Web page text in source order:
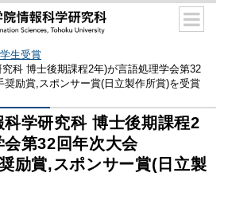
学生受賞
科 博士後期課程2年)が言語処理学会第32
奨励賞,スポンサー賞(日立製作所賞)を受賞
学研究科 博士後期課程2
第32回年次大会
励賞,スポンサー賞(日立製